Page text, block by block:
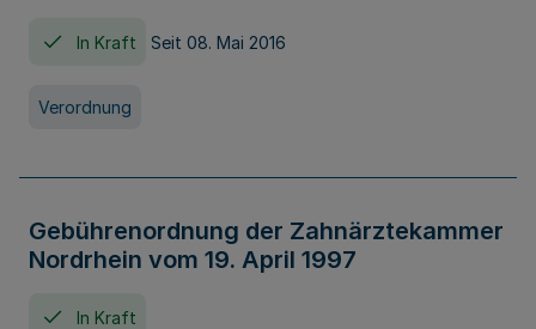
In Kraft Seit 08. Mai 2016
Verordnung
Gebührenordnung der Zahnärztekammer
Nordrhein vom 19. April 1997
In Kraft